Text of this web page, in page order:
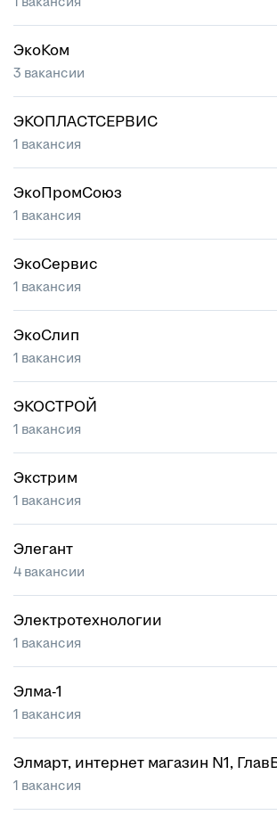
ЭкоКом
3 вакансии
ЭКОПЛАСТСЕРВИС
1 вакансия
ЭкоПромСоюз
1 вакансия
ЭкоСервис
1 вакансия
ЭкоСлип
1 вакансия
ЭКОСТРОЙ
1 вакансия
Экстрим
1 вакансия
Элегант
4 вакансии
Электротехнологии
1 вакансия
Элма-1
1 вакансия
Элмарт, интернет магазин N1,
1 вакансия